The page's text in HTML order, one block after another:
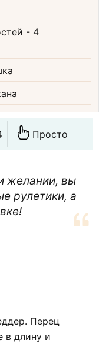
- 4
Просто
желании, вы
рулетики, а
Перец
в длину и